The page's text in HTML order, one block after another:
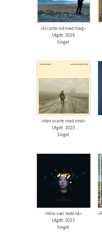
«En siste mil med meg»
Utgitt: 2024
Singel
«Han svarte med vind»
Utgitt: 2023
Singel
«Ikke vær redd nå»
Utgitt: 2021
Singel